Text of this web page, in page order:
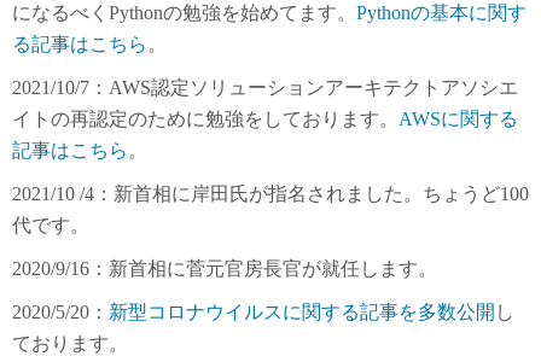
になるべくPythonの勉強を始めてます。 Pythonの基本に関す
る記事はこちら 。
2021/10/7：AWS認定ソリューションアーキテクトアソシエ
イトの再認定のために勉強をしております。 AWSに関する
記事はこちら 。
2021/10 /4：新首相に岸田氏が指名されました。ちょうど100
代です。
2020/9/16：新首相に菅元官房長官が就任します。
2020/5/20： 新型コロナウイルスに関する記事を多数公開 し
ております。